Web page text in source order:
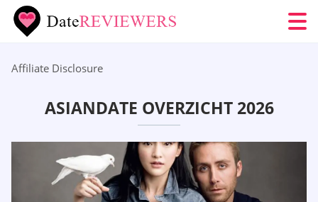
Affiliate Disclosure
ASIANDATE OVERZICHT 2026